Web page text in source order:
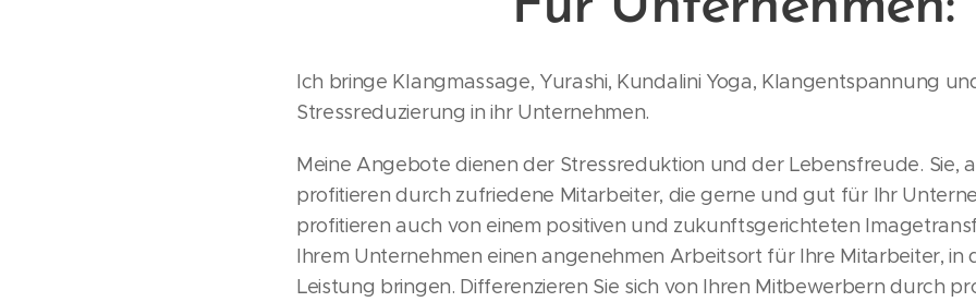
Ich bringe Klangmassage, Yurashi, Kundalini Yoga, Klangentspannung
Stressreduzierung in ihr Unternehmen.
Meine Angebote dienen der Stressreduktion und der Lebensfreude. Sie,
profitieren durch zufriedene Mitarbeiter, die gerne und gut für Ihr
profitieren auch von einem positiven und zukunftsgerichteten
Ihrem Unternehmen einen angenehmen Arbeitsort für Ihre Mitarbeiter, in
Leistung bringen. Differenzieren Sie sich von Ihren Mitbewerbern durch